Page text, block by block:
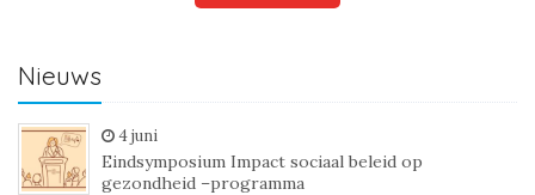
Nieuws
4 juni
Eindsymposium Impact sociaal beleid op
gezondheid –programma